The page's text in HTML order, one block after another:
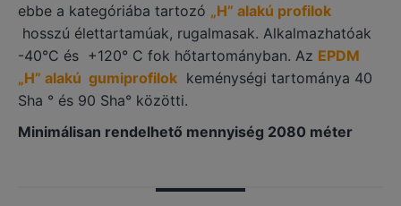
ebbe a kategóriába tartozó „H” alakú profilok
hosszú élettartamúak, rugalmasak. Alkalmazhatóak
-40°C és +120° C fok hőtartományban. Az EPDM
„H” alakú gumiprofilok keménységi tartománya 40
Sha ° és 90 Sha° közötti.
Minimálisan rendelhető mennyiség 2080 méter